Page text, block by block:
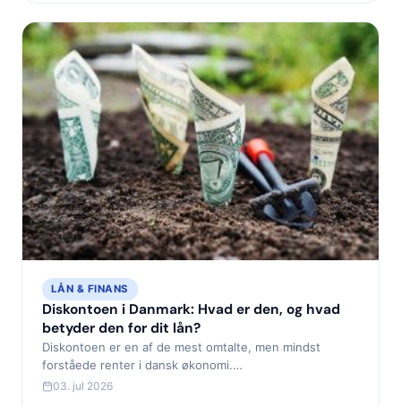
LÅN & FINANS
Diskontoen i Danmark: Hvad er den, og hvad
betyder den for dit lån?
Diskontoen er en af de mest omtalte, men mindst
forståede renter i dansk økonomi.…
03. jul 2026